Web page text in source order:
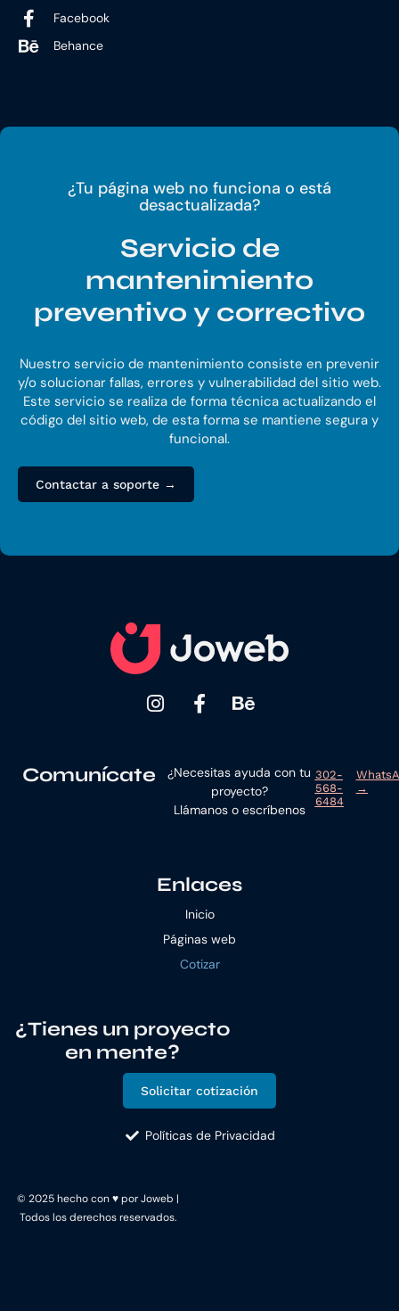
Facebook
Behance
¿Tu página web no funciona o está
desactualizada?
Servicio de
mantenimiento
preventivo y correctivo
Nuestro servicio de mantenimiento consiste en prevenir
y/o solucionar fallas, errores y vulnerabilidad del sitio web.
Este servicio se realiza de forma técnica actualizando el
código del sitio web, de esta forma se mantiene segura y
funcional.
Contactar a soporte →
Comunícate
¿Necesitas ayuda con tu
proyecto?
Llámanos o escríbenos
302-
568-
6484
→
Enlaces
Inicio
Páginas web
Cotizar
¿Tienes un proyecto
en mente?
Solicitar cotización
Políticas de Privacidad
© 2025 hecho con ♥ porJoweb |
Todos los derechos reservados.